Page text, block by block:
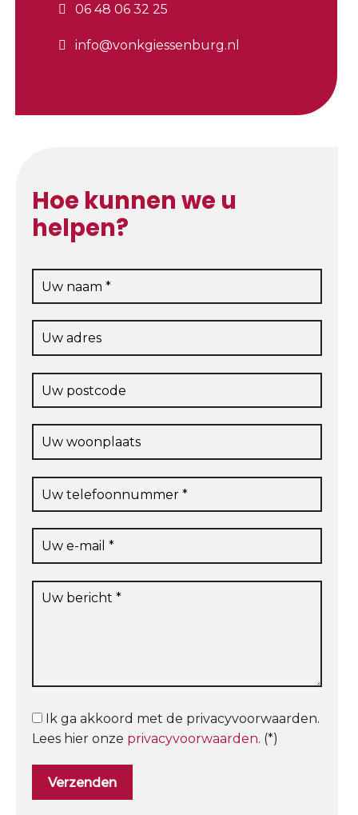
06 48 06 32 25
info@vonkgiessenburg.nl
Hoe kunnen we u
helpen?
Ik ga akkoord met de privacyvoorwaarden.
Lees hier onze privacyvoorwaarden. (*)